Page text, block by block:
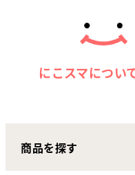
サポートセンター
お客さまの声
にこスマ通信
にこスマについ
商品を探す